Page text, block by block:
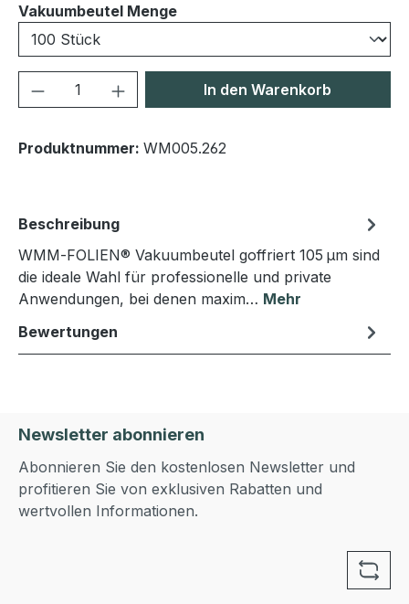
Vakuumbeutel Mengeauswählen
Produkt Anzahl: Gib denIn den Warenkorb
Produktnummer: WM005.262
Beschreibung
WMM‑FOLIEN® Vakuumbeutel goffriert 105 µm sind
die ideale Wahl für professionelle und private
Anwendungen, bei denen maxim… Mehr
Bewertungen
Newsletter abonnieren
Abonnieren Sie den kostenlosen Newsletter und
profitieren Sie von exklusiven Rabatten und
wertvollen Informationen.